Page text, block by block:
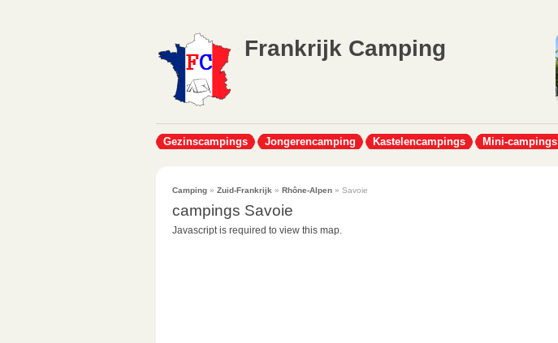
Frankrijk Camping
Gezinscampings Jongerencamping Kastelencampings Mini-campings
Camping » Zuid-Frankrijk » Rhône-Alpen » Savoie
campings Savoie
Javascript is required to view this map.